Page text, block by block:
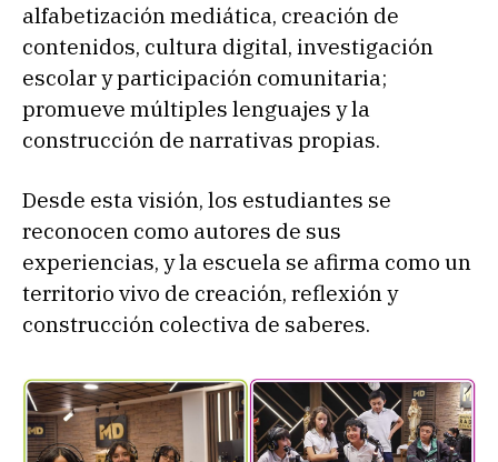
alfabetización mediática, creación de
contenidos, cultura digital, investigación
escolar y participación comunitaria;
promueve múltiples lenguajes y la
construcción de narrativas propias.
Desde esta visión, los estudiantes se
reconocen como autores de sus
experiencias, y la escuela se afirma como un
territorio vivo de creación, reflexión y
construcción colectiva de saberes.